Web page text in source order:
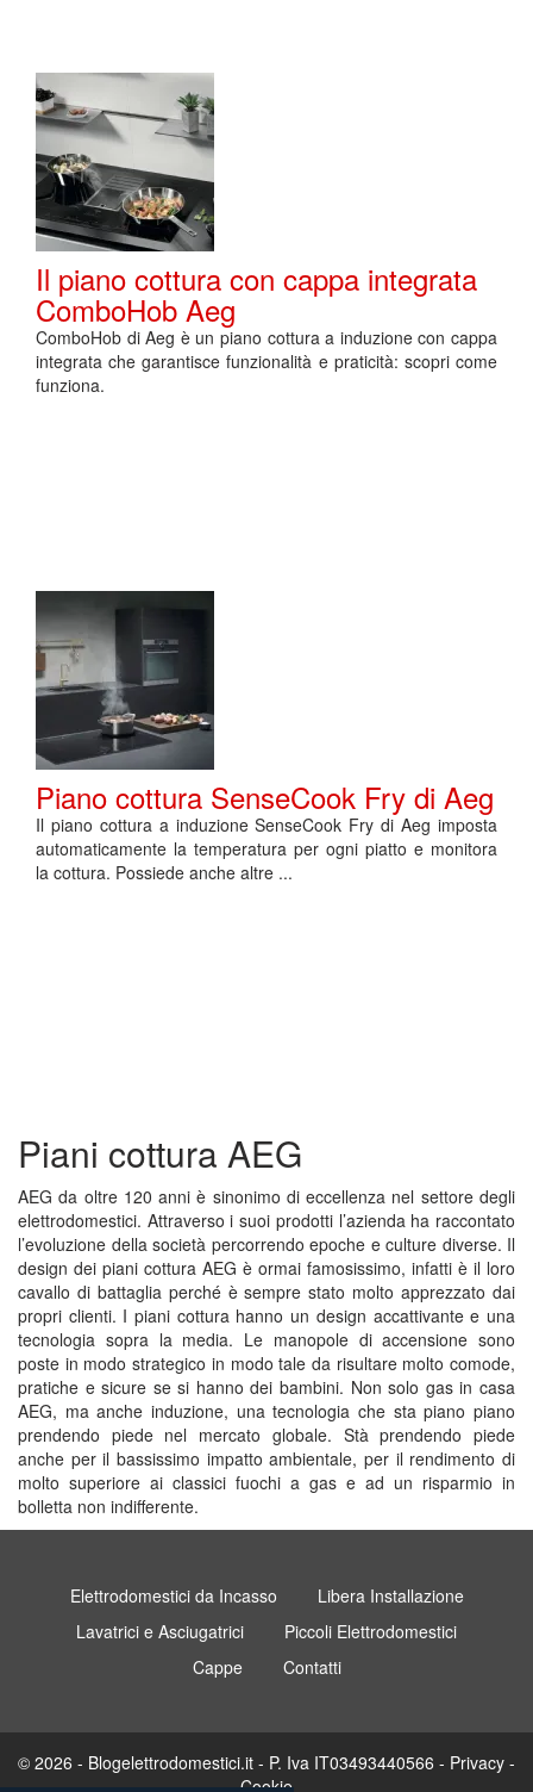
Il piano cottura con cappa integrata
ComboHob Aeg
ComboHob di Aeg è un piano cottura a induzione con cappa
integrata che garantisce funzionalità e praticità: scopri come
funziona.
Piano cottura SenseCook Fry di Aeg
Il piano cottura a induzione SenseCook Fry di Aeg imposta
automaticamente la temperatura per ogni piatto e monitora
la cottura. Possiede anche altre ...
Piani cottura AEG
AEG da oltre 120 anni è sinonimo di eccellenza nel settore degli
elettrodomestici. Attraverso i suoi prodotti l’azienda ha raccontato
l’evoluzione della società percorrendo epoche e culture diverse. Il
design dei piani cottura AEG è ormai famosissimo, infatti è il loro
cavallo di battaglia perché è sempre stato molto apprezzato dai
propri clienti. I piani cottura hanno un design accattivante e una
tecnologia sopra la media. Le manopole di accensione sono
poste in modo strategico in modo tale da risultare molto comode,
pratiche e sicure se si hanno dei bambini. Non solo gas in casa
AEG, ma anche induzione, una tecnologia che sta piano piano
prendendo piede nel mercato globale. Stà prendendo piede
anche per il bassissimo impatto ambientale, per il rendimento di
molto superiore ai classici fuochi a gas e ad un risparmio in
bolletta non indifferente.
Elettrodomestici da Incasso
Libera Installazione
Lavatrici e Asciugatrici
Piccoli Elettrodomestici
Cappe
Contatti
© 2026 - Blogelettrodomestici.it - P. Iva IT03493440566 - Privacy -
Cookie